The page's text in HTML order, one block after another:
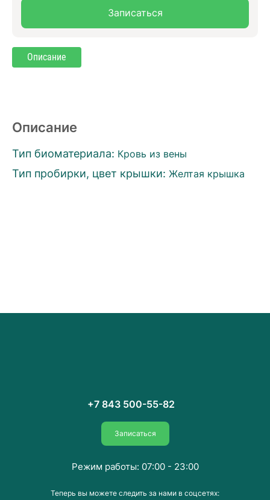
Записаться
Описание
Описание
Тип биоматериала: Кровь из вены
Тип пробирки, цвет крышки: Желтая крышка
+7 843 500-55-82
Записаться
Теперь вы можете следить за нами в соцсетях:
Режим работы: 07:00 - 23:00